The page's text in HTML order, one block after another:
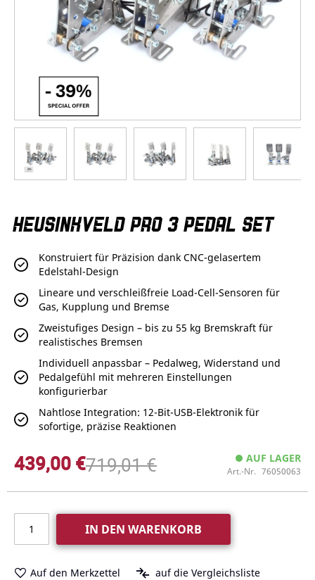
HEUSINKVELD PRO 3 PEDAL SET
Konstruiert für Präzision dank CNC-gelasertem
Edelstahl-Design
Lineare und verschleißfreie Load-Cell-Sensoren für
Gas, Kupplung und Bremse
Zweistufiges Design – bis zu 55 kg Bremskraft für
realistisches Bremsen
Individuell anpassbar – Pedalweg, Widerstand und
Pedalgefühl mit mehreren Einstellungen
konfigurierbar
Nahtlose Integration: 12-Bit-USB-Elektronik für
sofortige, präzise Reaktionen
439,00 €719,01 € AUF LAGER
Art.-Nr. 76050063
IN DEN WARENKORB
Auf den Merkzettel auf die Vergleichsliste
Anfang
der
springen